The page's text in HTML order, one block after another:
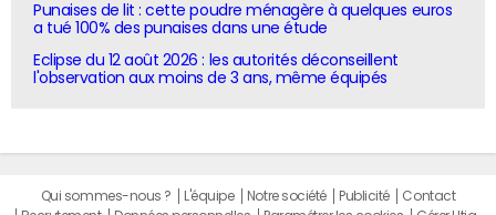
Punaises de lit : cette poudre ménagère à quelques euros
a tué 100% des punaises dans une étude
Eclipse du 12 août 2026 : les autorités déconseillent
l'observation aux moins de 3 ans, même équipés
Qui sommes-nous ? L'équipe Notre société Publicité
Contact